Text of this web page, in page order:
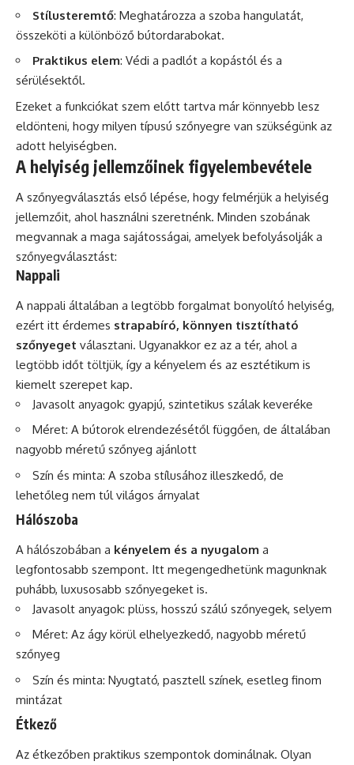
Stílusteremtő: Meghatározza a szoba hangulatát,
összeköti a különböző bútordarabokat.
Praktikus elem: Védi a padlót a kopástól és a
sérülésektől.
Ezeket a funkciókat szem előtt tartva már könnyebb lesz
eldönteni, hogy milyen típusú szőnyegre van szükségünk az
adott helyiségben.
A helyiség jellemzőinek figyelembevétele
A szőnyegválasztás első lépése, hogy felmérjük a helyiség
jellemzőit, ahol használni szeretnénk. Minden szobának
megvannak a maga sajátosságai, amelyek befolyásolják a
szőnyegválasztást:
Nappali
A nappali általában a legtöbb forgalmat bonyolító helyiség,
ezért itt érdemes strapabíró, könnyen tisztítható
szőnyeget választani. Ugyanakkor ez az a tér, ahol a
legtöbb időt töltjük, így a kényelem és az esztétikum is
kiemelt szerepet kap.
Javasolt anyagok: gyapjú, szintetikus szálak keveréke
Méret: A bútorok elrendezésétől függően, de általában
nagyobb méretű szőnyeg ajánlott
Szín és minta: A szoba stílusához illeszkedő, de
lehetőleg nem túl világos árnyalat
Hálószoba
A hálószobában a kényelem és a nyugalom a
legfontosabb szempont. Itt megengedhetünk magunknak
puhább, luxusosabb szőnyegeket is.
Javasolt anyagok: plüss, hosszú szálú szőnyegek, selyem
Méret: Az ágy körül elhelyezkedő, nagyobb méretű
szőnyeg
Szín és minta: Nyugtató, pasztell színek, esetleg finom
mintázat
Étkező
Az étkezőben praktikus szempontok dominálnak. Olyan